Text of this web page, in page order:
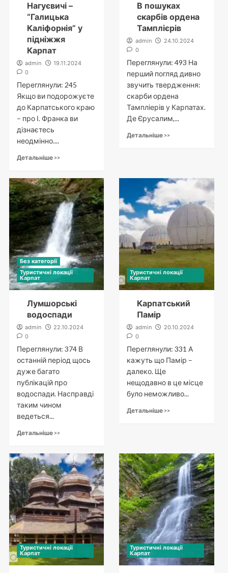
Нагуєвичі –
“Галицька
Каліфорнія” у
підніжжя
Карпат
admin
19.11.2024
0
Переглянули: 245
Якщо ви подорожуєте
до Карпатського краю
– про І. Франка ви
дізнаєтесь
неодмінно....
Детальніше >>
В пошуках
скарбів ордена
Тамплієрів
admin
24.10.2024
0
Переглянули: 493 На
перший погляд дивно
звучить твердження:
скарби ордена
Тампліерів у Карпатах.
Де Єрусалим,...
Детальніше >>
Без категорії
Туристичні локації
Карпат
Лумшорські
водоспади
admin
22.10.2024
0
Переглянули: 374 В
останній період щось
дуже багато
публікацій про
водоспади. Насправді
таким чином
ведеться...
Детальніше >>
Туристичні локації
Карпат
Карпатський
Памір
admin
20.10.2024
0
Переглянули: 331 А
кажуть що Памір –
далеко. Ще
нещодавно в це місце
було неможливо...
Детальніше >>
Туристичні локації
Карпат
Туристичні локації
Карпат